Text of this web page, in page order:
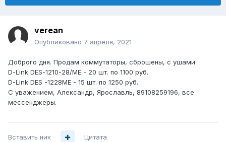
verean
Опубликовано 7 апреля, 2021
Доброго дня. Продам коммутаторы, сброшены, с ушами.
D-Link DES-1210-28/МЕ - 20 шт. по 1100 руб.
D-Link DES -1228ME - 15 шт. по 1250 руб.
С уважением, Александр, Ярославль, 89108259196, все
мессенджеры.
Вставить ник Цитата